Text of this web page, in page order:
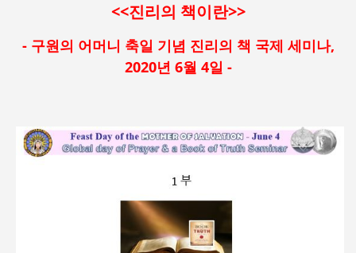
<<진리의 책이란>>
- 구원의 어머니 축일 기념 진리의 책 국제 세미나,
2020년 6월 4일 -